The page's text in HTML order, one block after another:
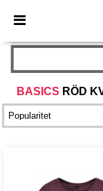
× Bättre
BASICS RÖD